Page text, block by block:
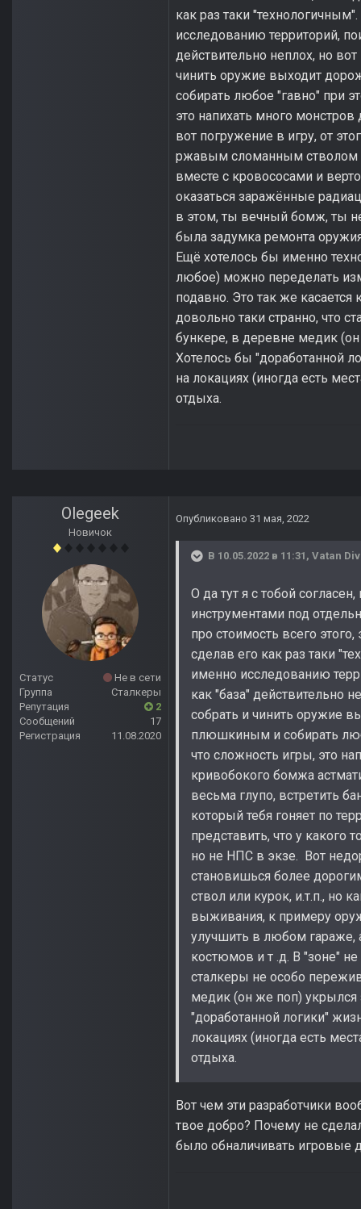
как раз таки
исследованию территорий,
действительно неплох, но
чинить оружие выходит
собирать любое "гавно" при
это напихать много
вот погружение в игру, от
ржавым сломанным стволом
вместе с кровососами и
оказаться заражённые
в этом, ты вечный бомж, ты
была задумка ремонта
Ещё хотелось бы именно
любое) можно переделать
подавно. Это так же
довольно таки странно, что
бункере, в деревне медик
Хотелось бы "доработанной
на локациях (иногда есть
отдыха.
Olegeek
Новичок
Статус
Не в сети
Группа
Сталкеры
Репутация
2
Сообщений
17
Регистрация
11.08.2020
Опубликовано 31 мая, 2022
В 10.05.2022 в 11:31, Vatan
О да тут я с тобой
инструментами под
про стоимость всего
сделав его как раз таки
именно исследованию
как "база" действительно
собрать и чинить оружие
плюшкиным и собирать
что сложность игры, это
кривобокого бомжа
весьма глупо, встретить
который тебя гоняет по
представить, что у
но не НПС в экзе. Вот
становишься более
ствол или курок, и.т.п., но
выживания, к примеру
улучшить в любом гараже,
костюмов и т .д. В "зоне"
сталкеры не особо
медик (он же поп) укрылся
"доработанной логики"
локациях (иногда есть
отдыха.
Вот чем эти разработчики
твое добро? Почему не
было обналичивать игровые